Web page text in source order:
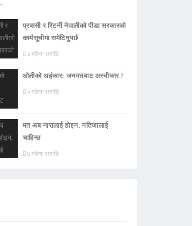
प्रवासी र रिटर्नी नेपालीको पीडा सरकारको
कार्यसूचीमा समेटिनुपर्छ
४ महिना अगाडि
ओलीको अहंकार: जनमतबाट अस्वीकार !
५ महिना अगाडि
मत अब नारालाई होइन, नतिजालाई
चाहिन्छ
७ महिना अगाडि